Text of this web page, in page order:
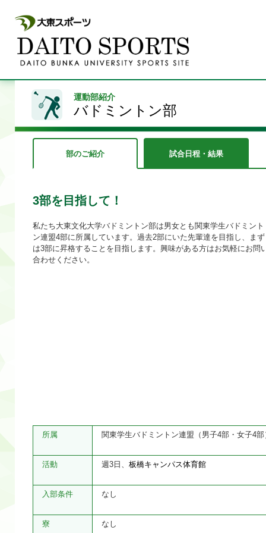
運動部紹介
バドミントン部
部のご紹介 試合日程・結果
3部を目指して！
私たち大東文化大学バドミントン部は男女とも関東学生バドミント
ン連盟4部に所属しています。過去2部にいた先輩達を目指し、まず
は3部に昇格することを目指します。興味がある方はお気軽にお問
合わせください。
所属 関東学生バドミントン連盟（男子4部・女子4部
活動 週3日、 板橋キャンパス体育館
入部条件 なし
寮 なし